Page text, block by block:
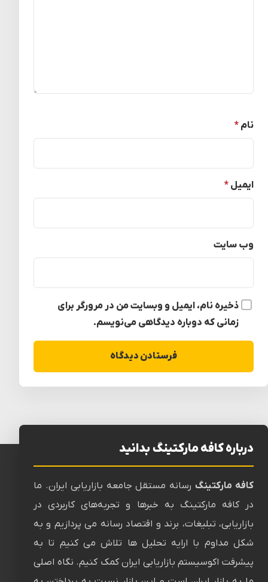
نام *
ایمیل *
وب‌ سایت
ذخیره نام، ایمیل و وبسایت من در مرورگر برای
زمانی که دوباره دیدگاهی می‌نویسم.
درباره کافه مارکتینگ بدانید
کافه مارکتینگرسانه‌ مستقل جامعه بازاریابی ایران. ما
در کافه مارکتینگ به خبرها و تجربه‌های کاربردی در
بازاریابی، تبلیغات، برند و اقتصاد رسانه می پردازیم و به
شکل مداوم با ارایه تحلیل ها تلاش می کنیم تا به
پیشرفت اکوسیستم بازاریابی ایران کمک کنیم. نگاه اصلی